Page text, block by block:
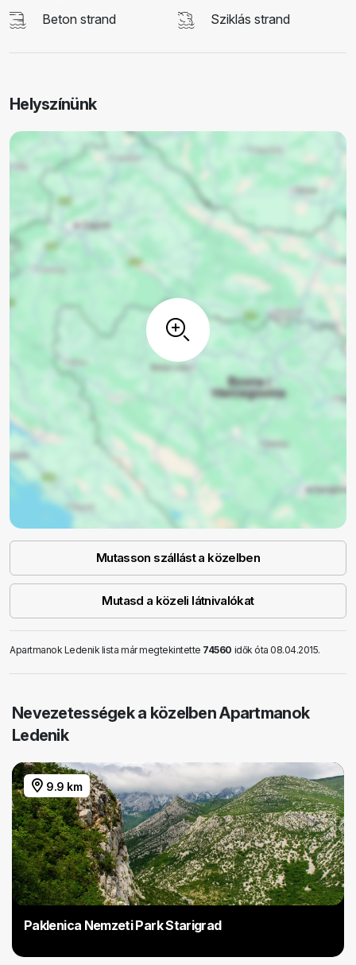
Beton strand Sziklás strand
Helyszínünk
Mutasson szállást a közelben
Mutasd a közeli látnivalókat
Apartmanok Ledenik lista már megtekintette 74560 idők óta 08.04.2015.
Nevezetességek a közelben Apartmanok
Ledenik
9.9 km
Paklenica Nemzeti Park Starigrad